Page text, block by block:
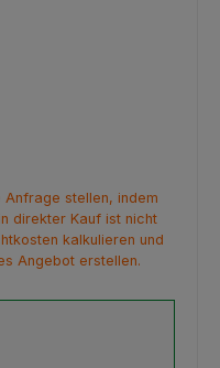
Anfrage stellen, indem
direkter Kauf ist nicht
kalkulieren und
Angebot erstellen.